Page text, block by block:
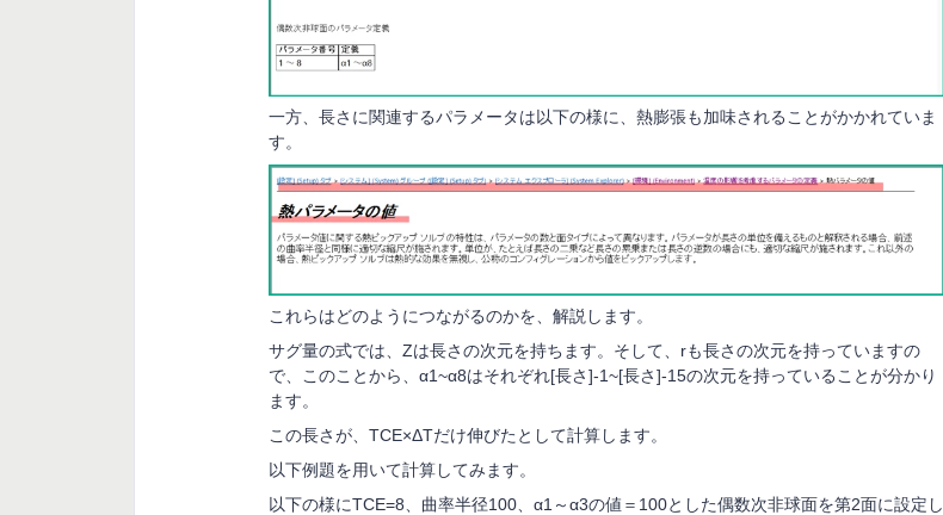
一方、長さに関連するパラメータは以下の様に、熱膨張も加味されることがかかれていま
す。
これらはどのようにつながるのかを、解説します。
サグ量の式では、 Zは長さの次元を持ちます。そして、 rも長さの次元を持っていますの
で、このことから、α1~α8はそれぞれ[長さ]-1~[長さ]-15の次元を持っていることが分かり
ます。
この長さが、 TCE×ΔTだけ伸びたとして計算します。
以下例題を用いて計算してみます。
以下の様にTCE=8 、曲率半径100 、α1 ～α3の値＝ 100とした偶数次非球面を第2面に設定し